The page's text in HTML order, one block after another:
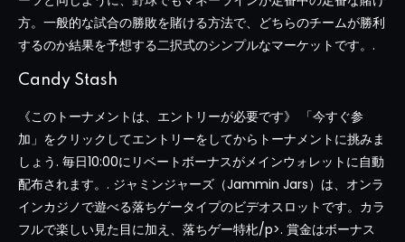
方。一般的な試合の勝敗を賭ける方法で、どちらのチームが勝利
するのか結果を予想する二択式のシンプルなマーケットです。.
Candy Stash
《このトーナメントは、エントリーが必要です》 「今すぐ参
加」をクリックしてエントリーをしてからトーナメントに挑みま
しょう. 毎日10:00にリベートボーナスがメインウォレットに自動
配布されます。. ジャミンジャーズ（Jammin Jars）は、オンラ
インカジノで遊べる落ちゲータイプのビデオスロットです。カラ
フルで楽しい見た目に加え、落ちゲー特朼/p>. 賞金はボーナス